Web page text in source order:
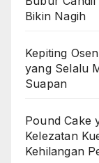
Bikin Nagih
Kepiting
yang Selalu
Suapan
Pound Cake
Kelezatan
Kehilangan